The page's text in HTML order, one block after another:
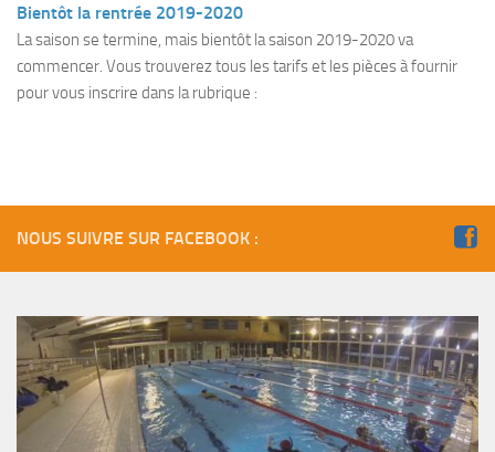
Sorties techniques
SORTIES
Sorties 2024
Sorties 2023
Sorties 2021
Sorties 2020
Sorties 2019
Sorties 2018
Bientôt la rentrée 2019-2020
La saison se termine, mais bientôt la saison 2019-2020 va
commencer. Vous trouverez tous les tarifs et les pièces à fournir
pour vous inscrire dans la rubrique :
NOUS SUIVRE SUR FACEBOOK :